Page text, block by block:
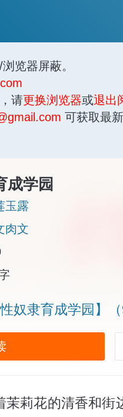
览器屏蔽。
请更换浏览器或退出
可获取最新
成学园
玉露
肉文
性奴隶育成学园】（
莉花的清香和